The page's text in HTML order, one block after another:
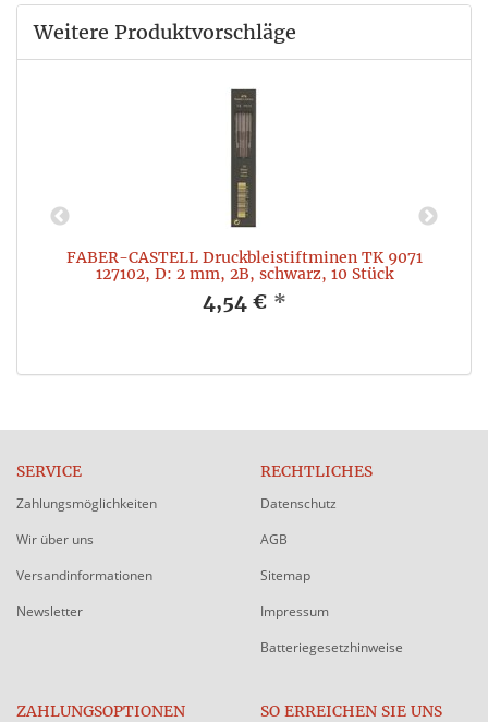
Weitere Produktvorschläge
FABER-CASTELL Druckbleistiftminen TK 9071
127102, D: 2 mm, 2B, schwarz, 10 Stück
4,54 € *
SERVICE
Zahlungsmöglichkeiten
Wir über uns
Versandinformationen
Newsletter
RECHTLICHES
Datenschutz
AGB
Sitemap
Impressum
Batteriegesetzhinweise
ZAHLUNGSOPTIONEN SO ERREICHEN SIE UNS